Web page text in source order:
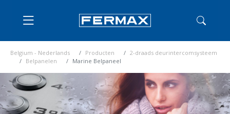
Belgium - Nederlands Producten
2-draads deurintercomsysteem
Belpanelen
Marine Belpaneel